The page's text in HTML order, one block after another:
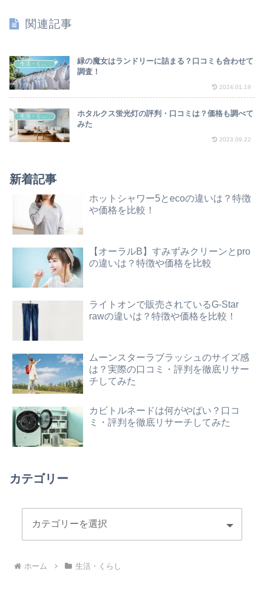
関連記事
生活・くらし
緑の魔女はランドリーに詰まる？口コミも合わせて
調査！
2024.01.19
ホタルクス蛍光灯の評判・口コミは？価格も調べて
みた
2023.09.22
新着記事
ホットシャワー5とecoの違いは？特徴
や価格を比較！
【オーラルB】すみずみクリーンとpro
の違いは？特徴や価格を比較
ライトオンで販売されているG-Star
rawの違いは？特徴や価格を比較！
ムーンスターラブラッシュのサイズ感
は？実際の口コミ・評判を徹底リサー
チしてみた
カビトルネードは何がやばい？口コ
ミ・評判を徹底リサーチしてみた
カテゴリー
ホーム 生活・くらし